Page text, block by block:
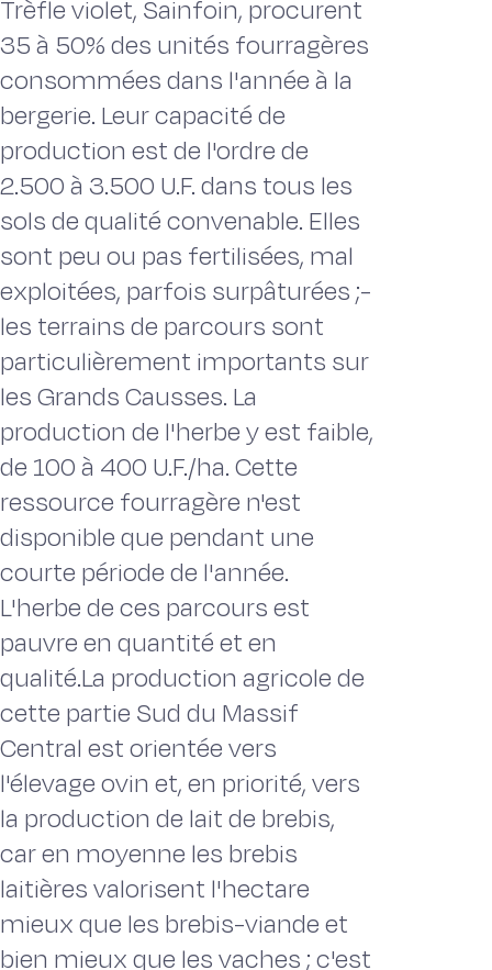
Trèfle violet, Sainfoin, procurent
35 à 50% des unités fourragères
consommées dans l'année à la
bergerie. Leur capacité de
production est de l'ordre de
2.500 à 3.500 U.F. dans tous les
sols de qualité convenable. Elles
sont peu ou pas fertilisées, mal
exploitées, parfois surpâturées ;-
les terrains de parcours sont
particulièrement importants sur
les Grands Causses. La
production de l'herbe y est faible,
de 100 à 400 U.F./ha. Cette
ressource fourragère n'est
disponible que pendant une
courte période de l'année.
L'herbe de ces parcours est
pauvre en quantité et en
qualité.La production agricole de
cette partie Sud du Massif
Central est orientée vers
l'élevage ovin et, en priorité, vers
la production de lait de brebis,
car en moyenne les brebis
laitières valorisent l'hectare
mieux que les brebis-viande et
bien mieux que les vaches ; c'est